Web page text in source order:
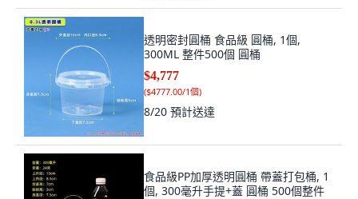
透明密封圓桶 食品級 圓桶, 1個,
300ML 整件500個 圓桶
$4,777
($4777.00/1個)
8/20 預計送達
食品級PP加厚透明圓桶 帶蓋打包桶, 1
個, 300毫升手提+蓋 圓桶 500個整件